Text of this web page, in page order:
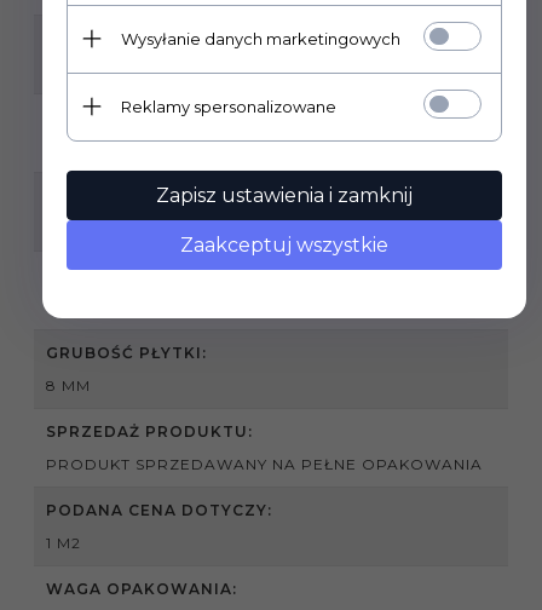
ILOŚĆ SZTUK W OPAKOWANIU:
ILOŚĆ M2 W OPAKOWANIU:
RODZAJ POWIERZCHNI:
STRUKTURA
ZASTOSOWANIE:
WEWNĄTRZ, ZEWNĄTRZ
GRUBOŚĆ PŁYTKI:
8 MM
SPRZEDAŻ PRODUKTU:
PRODUKT SPRZEDAWANY NA PEŁNE OPAKOWANIA
PODANA CENA DOTYCZY:
1 M2
WAGA OPAKOWANIA:
Wysyłanie danych marketingowych
Reklamy spersonalizowane
Zapisz ustawienia i zamknij
Zaakceptuj wszystkie